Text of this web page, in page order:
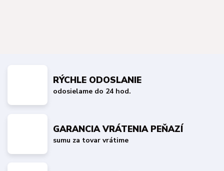
RÝCHLE ODOSLANIE
odosielame do 24 hod.
GARANCIA VRÁTENIA PEŇAZÍ
sumu za tovar vrátime